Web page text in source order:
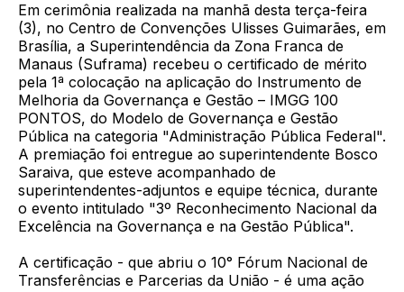
Em cerimônia realizada na manhã desta terça-feira
(3), no Centro de Convenções Ulisses Guimarães, em
Brasília, a Superintendência da Zona Franca de
Manaus (Suframa) recebeu o certificado de mérito
pela 1ª colocação na aplicação do Instrumento de
Melhoria da Governança e Gestão – IMGG 100
PONTOS, do Modelo de Governança e Gestão
Pública na categoria "Administração Pública Federal".
A premiação foi entregue ao superintendente Bosco
Saraiva, que esteve acompanhado de
superintendentes-adjuntos e equipe técnica, durante
o evento intitulado "3º Reconhecimento Nacional da
Excelência na Governança e na Gestão Pública".
A certificação - que abriu o 10° Fórum Nacional de
Transferências e Parcerias da União - é uma ação